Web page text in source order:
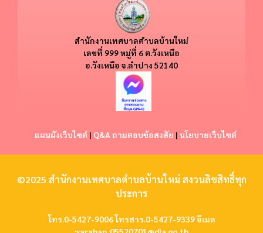
สำนักงานเทศบาลตำบลบ้านใหม่
​​เลขที่ 999 หมู่ที่ 6 ต.วังเหนือ
อ.วังเหนือ จ.ลำปาง 52140
แผนผังเว็บไซต์ | Q&A ถามตอบข้อสงสัย | นโยบายเว็บไซต์
©2025 สำนักงานเทศบาลตำบลบ้านใหม่ สงวนลิขสิทธิ์ทุก
ประการ
โทร.0-5427-9006 โทรสาร.0-5427-9339 อีเมล